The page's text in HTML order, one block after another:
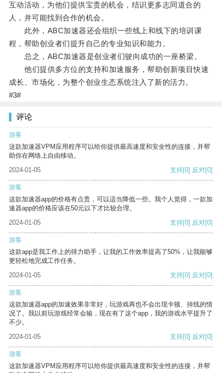
互动活动，为他们提供宝贵的机会，结识更多志同道合的
人，并可能找到合作的机会。
此外，ABC加速器还会组织一些线上和线下的培训课
程，帮助创业者们提升自己的专业知识和能力。
总之，ABC加速器是创业者们驶向成功的一座桥梁。
他们提供多方位的支持和加速服务，帮助创新项目快速
成长、市场化，为整个创业生态系统注入了新的活力。
#3#
评论
游客
这款加速器VPM应用程序可以给你提供最高速度和安全性的连接，并帮
助你在网络上自由移动。
2024-01-05
支持[0] 反对[0]
游客
这款加速器app的价格有点贵，可以适当降低一些。我个人觉得，一款加
速器app的价格应该在50元以下才比较合理。
2024-01-05
支持[0] 反对[0]
游客
这款app是我工作上的得力助手，让我的工作效率提高了50%，让我能够
更轻松地完成工作任务。
2024-01-05
支持[0] 反对[0]
游客
这款加速器app的加速效果非常好，玩游戏再也不会出现卡顿、掉线的情
况了。我以前玩游戏经常会输，现在有了这个app，我的游戏水平提升了
不少。
2024-01-05
支持[0] 反对[0]
游客
这款加速器VPM应用程序可以给你提供最高速度和安全性的连接，并帮